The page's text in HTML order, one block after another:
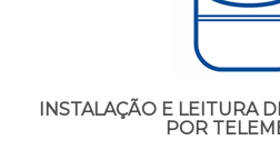
INSTALAÇÃO E LEITURA
POR